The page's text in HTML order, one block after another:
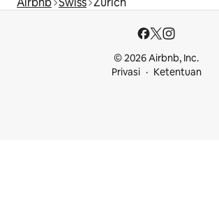
© 2026 Airbnb, Inc.
Privasi
Ketentuan